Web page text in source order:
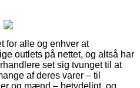
for alle og enhver at
outlets på nettet, og altså har
set sig tvunget til at
af deres varer – til
og mænd – betydeligt, og